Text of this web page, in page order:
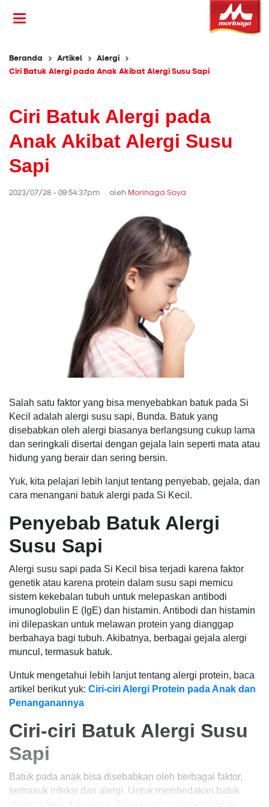
Beranda Artikel
Alergi
Ciri Batuk Alergi pada Anak Akibat Alergi Susu Sapi
Ciri Batuk Alergi pada
Anak Akibat Alergi Susu
Sapi
2023/07/28 - 09:54:37pm oleh Morinaga Soya
Salah satu faktor yang bisa menyebabkan batuk pada Si
Kecil adalah alergi susu sapi, Bunda. Batuk yang
disebabkan oleh alergi biasanya berlangsung cukup lama
dan seringkali disertai dengan gejala lain seperti mata atau
hidung yang berair dan sering bersin.
Yuk, kita pelajari lebih lanjut tentang penyebab, gejala, dan
cara menangani batuk alergi pada Si Kecil.
Penyebab Batuk Alergi
Susu Sapi
Alergi susu sapi pada Si Kecil bisa terjadi karena faktor
genetik atau karena protein dalam susu sapi memicu
sistem kekebalan tubuh untuk melepaskan antibodi
imunoglobulin E (IgE) dan histamin. Antibodi dan histamin
ini dilepaskan untuk melawan protein yang dianggap
berbahaya bagi tubuh. Akibatnya, berbagai gejala alergi
muncul, termasuk batuk.
Untuk mengetahui lebih lanjut tentang alergi protein, baca
artikel berikut yuk: Ciri-ciri Alergi Protein pada Anak dan
Penanganannya
Ciri-ciri Batuk Alergi Susu
Sapi
Batuk pada anak bisa disebabkan oleh berbagai faktor,
termasuk infeksi dan alergi. Untuk membedakan batuk